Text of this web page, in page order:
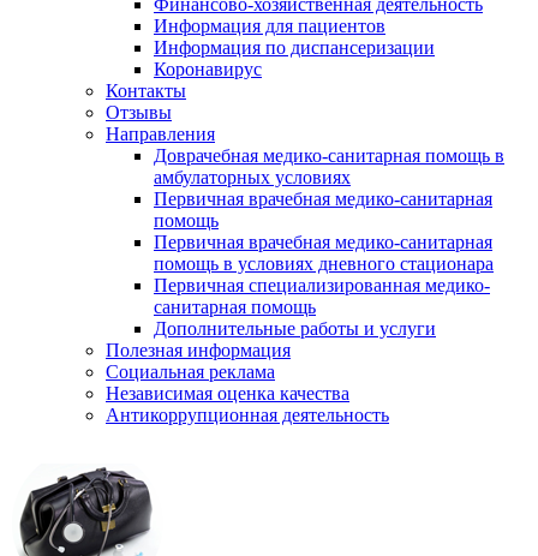
Финансово-хозяйственная деятельность
Информация для пациентов
Информация по диспансеризации
Коронавирус
Контакты
Отзывы
Направления
Доврачебная медико-санитарная помощь в
амбулаторных условиях
Первичная врачебная медико-санитарная
помощь
Первичная врачебная медико-санитарная
помощь в условиях дневного стационара
Первичная специализированная медико-
санитарная помощь
Дополнительные работы и услуги
Полезная информация
Социальная реклама
Независимая оценка качества
Антикоррупционная деятельность